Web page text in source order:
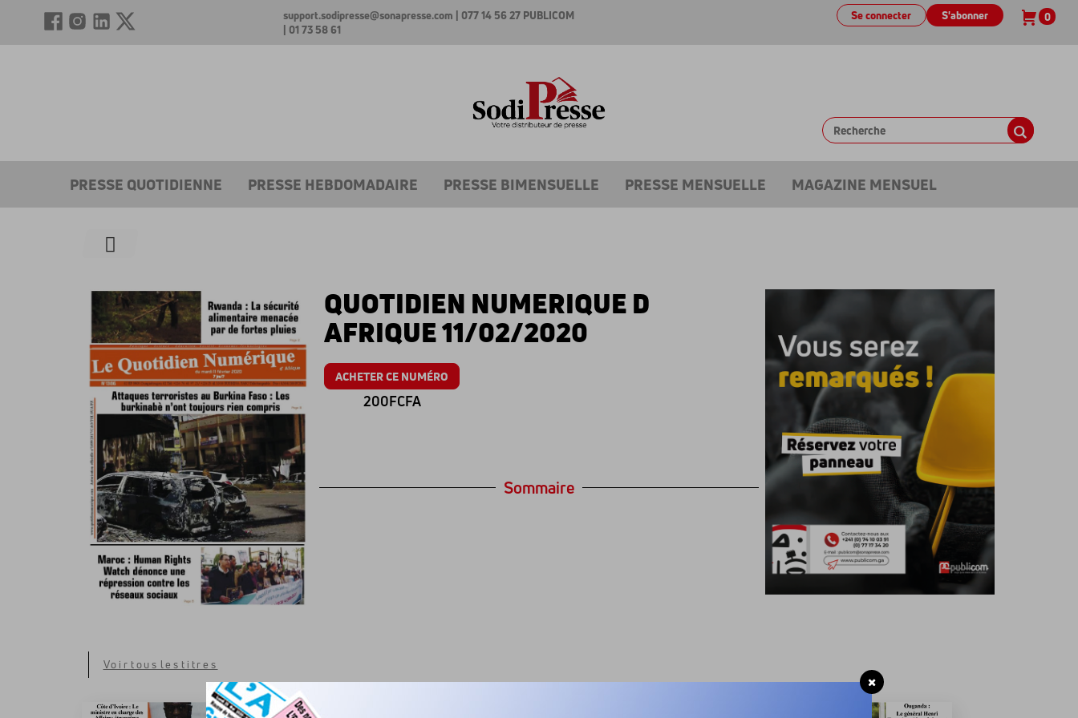
support.sodipresse@sonapresse.com | 077 14 56 27
| 01 73 58 61
PUBLICOM S'abonner
Se connecter 0
PRESSE QUOTIDIENNE PRESSE HEBDOMADAIRE PRESSE BIMENSUELLE PRESSE MENSUELLE MAGAZINE MENSUEL
QUOTIDIEN NUMERIQUE D
AFRIQUE 11/02/2020
ACHETER CE NUMÉRO
200FCFA
Sommaire
Voir tous les titres